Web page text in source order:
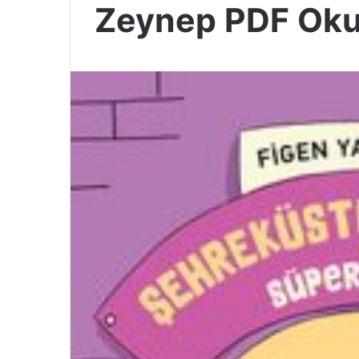
Zeynep PDF